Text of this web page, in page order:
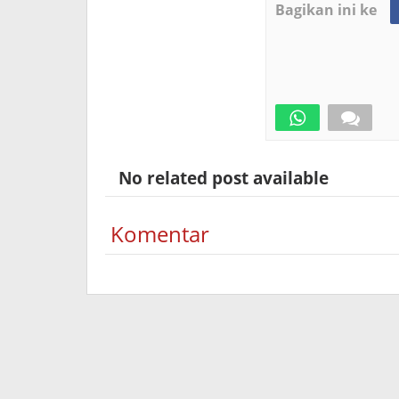
Bagikan ini ke
No related post available
Komentar